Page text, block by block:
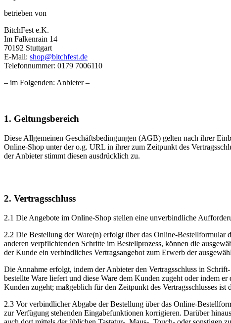
betrieben von
BitchFest e.K.
Im Falkenrain 14
70192 Stuttgart
E-Mail: shop@bitchfest.de
Telefonnummer: 0179 7006110
– im Folgenden: Anbieter –
1. Geltungsbereich
Diese Allgemeinen Geschäftsbedingungen (AGB) gelten nach ihrer
Online-Shop unter der o.g. URL in ihrer zum Zeitpunkt des
der Anbieter stimmt diesen ausdrücklich zu.
2. Vertragsschluss
2.1 Die Angebote im Online-Shop stellen eine unverbindliche
2.2 Die Bestellung der Ware(n) erfolgt über das Online-
anderen verpflichtenden Schritte im Bestellprozess, können die
der Kunde ein verbindliches Vertragsangebot zum Erwerb der
Die Annahme erfolgt, indem der Anbieter den Vertragsschluss in
bestellte Ware liefert und diese Ware dem Kunden zugeht oder indem
Kunden zugeht; maßgeblich für den Zeitpunkt des Vertragsschlusses
2.3 Vor verbindlicher Abgabe der Bestellung über das Online-
zur Verfügung stehenden Eingabefunktionen korrigieren. Darüber